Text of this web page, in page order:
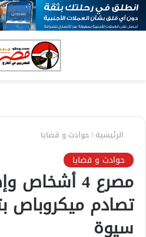
الرئيسية/حوادث و قضايا
حوادث و قضايا
تصادم ميكروباص
سيوة